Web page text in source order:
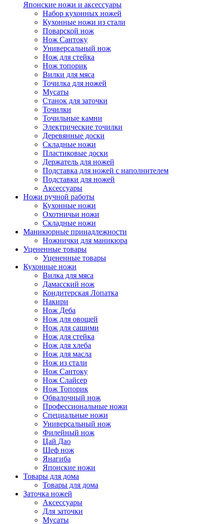
Японские ножи и аксессуары
Набор кухонных ножей
Кухонные ножи из стали
Поварской нож
Нож Сантоку
Универсальный нож
Нож для стейка
Нож топорик
Вилки для мяса
Точилка для ножей
Мусаты
Станок для заточки
Точилки
Точильные камни
Электрические точилки
Деревянные доски
Складные ножи
Пластиковые доски
Держатель для ножей
Подставка для ножей с наполнителем
Подставки для ножей
Аксессуары
Ножи ручной работы
Кухонные ножи
Охотничьи ножи
Складные ножи
Маникюрные принадлежности
Ножнички для маникюра
Уцененные товары
Уцененные товары
Кухонные ножи
Вилка для мяса
Дамасский нож
Кондитерская Лопатка
Накири
Нож Деба
Нож для овощей
Нож для сашими
Нож для стейка
Нож для хлеба
Нож для масла
Нож из стали
Нож Сантоку
Нож Слайсер
Нож Топорик
Обвалочный нож
Профессиональные ножи
Специальные ножи
Универсальный нож
Филейный нож
Цай Дао
Шеф нож
Янагиба
Японские ножи
Товары для дома
Товары для дома
Заточка ножей
Аксессуары
Для заточки
Мусаты